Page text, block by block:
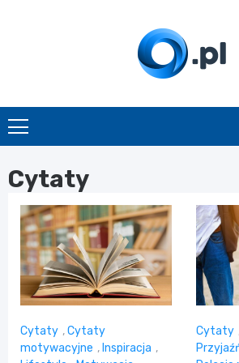
O.pl
Cytaty
Cytaty ,Cytaty
motywacyjne , Inspiracja ,
Cytaty